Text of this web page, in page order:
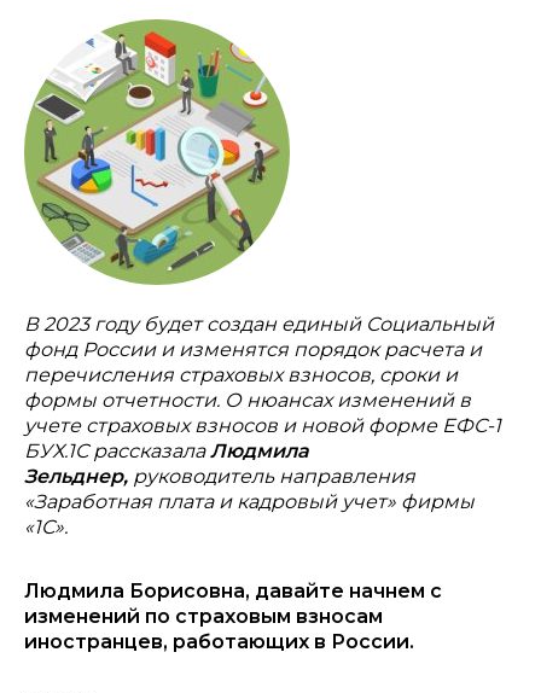
В 2023 году будет создан единый Социальный
фонд России и изменятся порядок расчета и
перечисления страховых взносов, сроки и
формы отчетности. О нюансах изменений в
учете страховых взносов и новой форме ЕФС-1
БУХ.1С рассказалаЛюдмила
Зельднер, руководитель направления
«Заработная плата и кадровый учет» фирмы
«1С».
Людмила Борисовна, давайте начнем с
изменений по страховым взносам
иностранцев, работающих в России.